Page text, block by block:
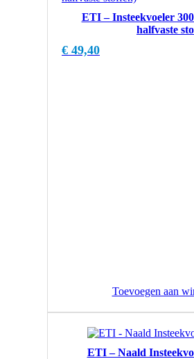
ETI – Insteekvoeler
halfvaste
€ 49,40
Toevoegen aan
ETI – Naald